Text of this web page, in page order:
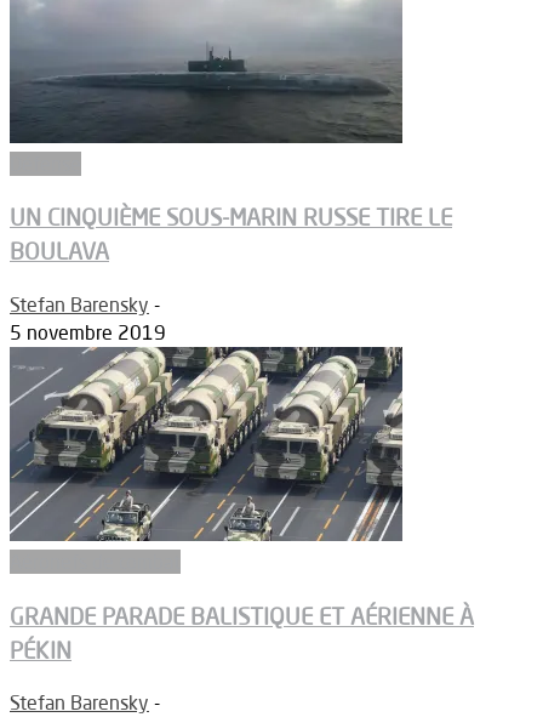
UN CINQUIÈME SOUS-MARIN RUSSE TIRE LE
BOULAVA
Stefan Barensky -
5 novembre 2019
GRANDE PARADE BALISTIQUE ET AÉRIENNE À
PÉKIN
Stefan Barensky -